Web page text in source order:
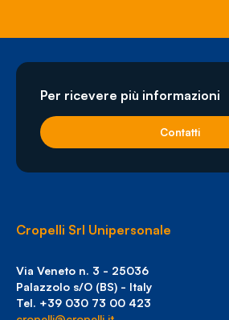
Per ricevere più informazioni
Contatti
Cropelli Srl Unipersonale
Via Veneto n. 3 - 25036
Palazzolo s/O (BS) - Italy
Tel. +39 030 73 00 423